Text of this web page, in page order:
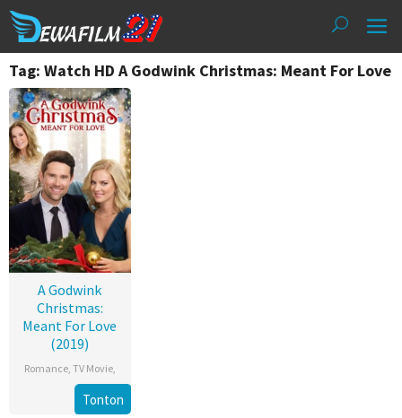
Loncat
ke
konten
Tag: Watch HD A Godwink Christmas: Meant For Love
A Godwink
Christmas:
Meant For Love
(2019)
Romance, TV Movie,
Tonton